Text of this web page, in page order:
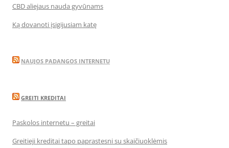
CBD aliejaus nauda gyvūnams
Ką dovanoti įsigijusiam katę
NAUJOS PADANGOS INTERNETU
GREITI KREDITAI
Paskolos internetu – greitai
Greitieji kreditai tapo paprastesni su skaičiuoklėmis